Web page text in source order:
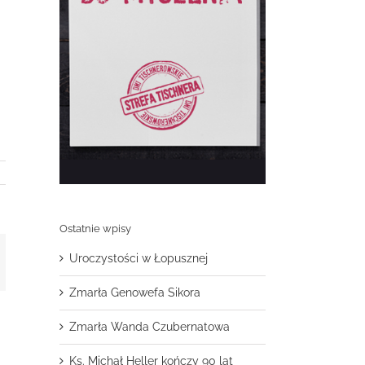
Ostatnie wpisy
Uroczystości w Łopusznej
Zmarła Genowefa Sikora
Zmarła Wanda Czubernatowa
Ks. Michał Heller kończy 90 lat